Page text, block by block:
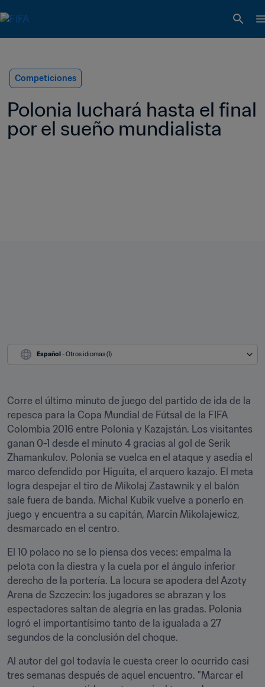
Competiciones
Polonia luchará hasta el final
por el sueño mundialista
Español - Otros idiomas (1)
Corre el último minuto de juego del partido de ida de la
repesca para la Copa Mundial de Fútsal de la FIFA
Colombia 2016 entre Polonia y Kazajstán. Los visitantes
ganan 0-1 desde el minuto 4 gracias al gol de Serik
Zhamankulov. Polonia se vuelca en el ataque y asedia el
marco defendido por Higuita, el arquero kazajo. El meta
logra despejar el tiro de Mikolaj Zastawnik y el balón
sale fuera de banda. Michal Kubik vuelve a ponerlo en
juego y encuentra a su capitán, Marcin Mikolajewicz,
desmarcado en el centro.
El 10 polaco no se lo piensa dos veces: empalma la
pelota con la diestra y la cuela por el ángulo inferior
derecho de la portería. La locura se apodera del Azoty
Arena de Szczecin: los jugadores se abrazan y los
espectadores saltan de alegría en las gradas. Polonia
logró el importantísimo tanto de la igualada a 27
segundos de la conclusión del choque.
Al autor del gol todavía le cuesta creer lo ocurrido casi
tres semanas después de aquel encuentro. "Marcar el